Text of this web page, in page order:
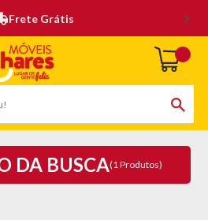
Frete Grátis
DA BUSCA(1 Produtos)